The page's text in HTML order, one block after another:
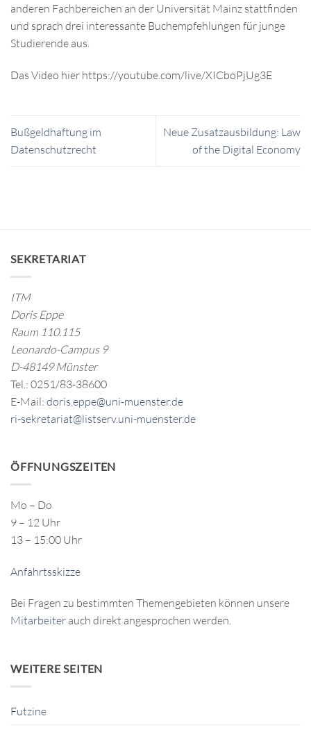
anderen Fachbereichen an der Universität Mainz stattfinden
und sprach drei interessante Buchempfehlungen für junge
Studierende aus.
Das Video hier https://youtube.com/live/XICboPjUg3E
Bußgeldhaftung im
Datenschutzrecht
Neue Zusatzausbildung: Law
of the Digital Economy
SEKRETARIAT
ITM
Doris Eppe
Raum 110.115
Leonardo-Campus 9
D-48149 Münster
Tel.: 0251/83-38600
E-Mail: doris.eppe@uni-muenster.de
ri-sekretariat@listserv.uni-muenster.de
ÖFFNUNGSZEITEN
Mo – Do
9 – 12 Uhr
13 – 15:00 Uhr
Anfahrtsskizze
Bei Fragen zu bestimmten Themengebieten können unsere
Mitarbeiter auch direkt angesprochen werden.
WEITERE SEITEN
Futzine